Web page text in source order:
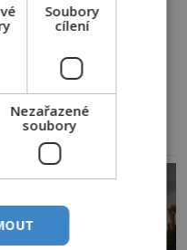
tajemství
Soubory
cílení
Nezařazené
soubory